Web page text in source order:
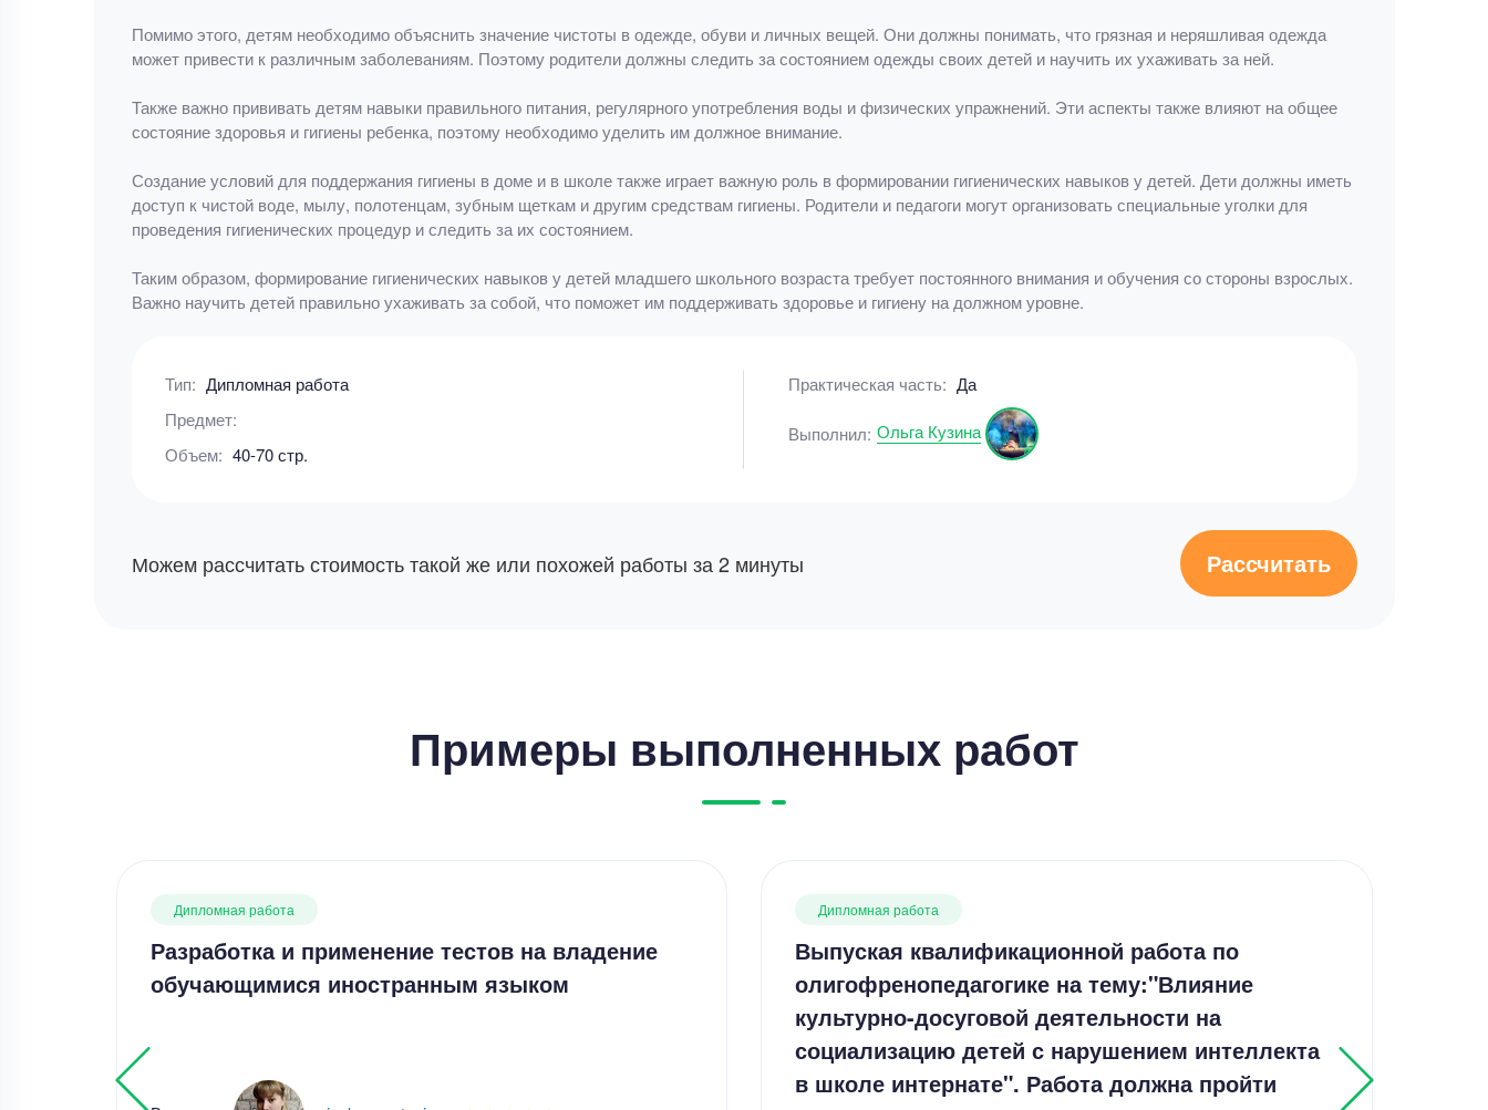
Помимо этого, детям необходимо объяснить значение чистоты в одежде, обуви и личных вещей. Они должны понимать, что грязная и неряшливая одежда
может привести к различным заболеваниям. Поэтому родители должны следить за состоянием одежды своих детей и научить их ухаживать за ней.
Также важно прививать детям навыки правильного питания, регулярного употребления воды и физических упражнений. Эти аспекты также влияют на общее
состояние здоровья и гигиены ребенка, поэтому необходимо уделить им должное внимание.
Создание условий для поддержания гигиены в доме и в школе также играет важную роль в формировании гигиенических навыков у детей. Дети должны иметь
доступ к чистой воде, мылу, полотенцам, зубным щеткам и другим средствам гигиены. Родители и педагоги могут организовать специальные уголки для
проведения гигиенических процедур и следить за их состоянием.
Таким образом, формирование гигиенических навыков у детей младшего школьного возраста требует постоянного внимания и обучения со стороны взрослых.
Важно научить детей правильно ухаживать за собой, что поможет им поддерживать здоровье и гигиену на должном уровне.
Тип: Дипломная работа
Предмет:
Объем: 40-70 стр.
Практическая часть: Да
Выполнил: Ольга Кузина
Можем рассчитать стоимость такой же или похожей работы за 2 минуты Рассчитать
Примеры выполненных работ
Дипломная работа
Разработка и применение тестов на владение
обучающимися иностранным языком
Дипломная работа
Выпуская квалификационной работа по
олигофренопедагогике на тему:"Влияние
культурно-досуговой деятельности на
социализацию детей с нарушением интеллекта
в школе интернате". Работа должна пройти